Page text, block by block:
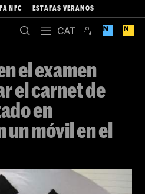
NFC ESTAFAS VERANOS
el examen
el carnet de
en
un móvil en el